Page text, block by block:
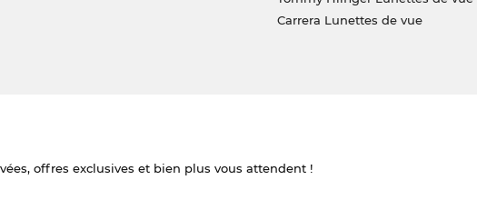
Carrera Lunettes de vue
offres exclusives et bien plus vous attendent !